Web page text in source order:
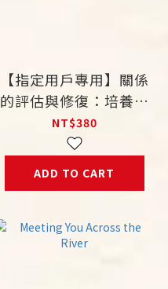
【指定用戶專用】關係
的評估與修復：培養家
庭治療師必備的核心能
力
NT$380
ADD TO CART